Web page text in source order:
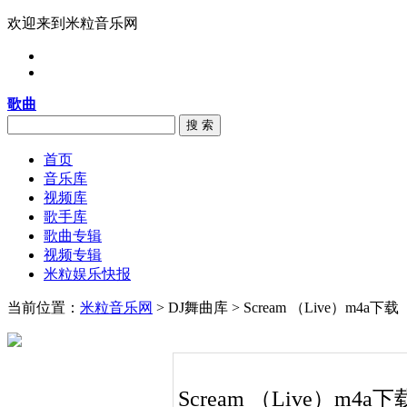
欢迎来到米粒音乐网
歌曲
搜 索
首页
音乐库
视频库
歌手库
歌曲专辑
视频专辑
米粒娱乐快报
当前位置： 米粒音乐网 > DJ舞曲库 > Scream （Live）m4a下载
Scream （Live）m4a下